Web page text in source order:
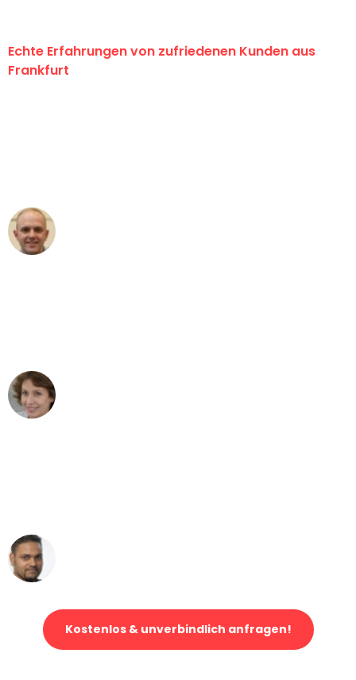
Echte Erfahrungen von zufriedenen Kunden aus
Frankfurt
Kostenlos & unverbindlich anfragen!